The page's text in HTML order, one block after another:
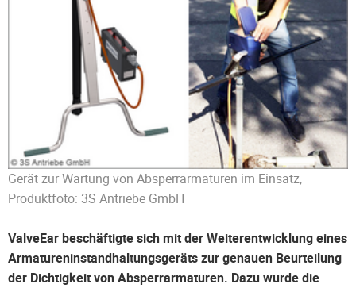
Gerät zur Wartung von Absperrarmaturen im Einsatz,
Produktfoto: 3S Antriebe GmbH
ValveEar beschäftigte sich mit der Weiterentwicklung eines
Armatureninstandhaltungsgeräts zur genauen Beurteilung
der Dichtigkeit von Absperrarmaturen. Dazu wurde die